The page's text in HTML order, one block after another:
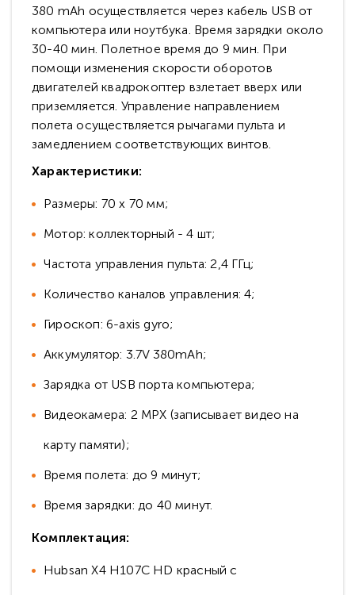
380 mAh осуществляется через кабель USB от
компьютера или ноутбука. Время зарядки около
30-40 мин. Полетное время до 9 мин. При
помощи изменения скорости оборотов
двигателей квадрокоптер взлетает вверх или
приземляется. Управление направлением
полета осуществляется рычагами пульта и
замедлением соответствующих винтов.
Характеристики:
Размеры: 70 х 70 мм;
Мотор: коллекторный - 4 шт;
Частота управления пульта: 2,4 ГГц;
Количество каналов управления: 4;
Гироскоп: 6-axis gyro;
Аккумулятор: 3.7V 380mAh;
Зарядка от USB порта компьютера;
Видеокамера: 2 MPX (записывает видео на
карту памяти);
Время полета: до 9 минут;
Время зарядки: до 40 минут.
Комплектация:
Hubsan X4 H107C HD красный с